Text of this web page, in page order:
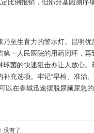
比例报销，但部分基因测序
乃至生育力的警示灯。昆明优
一人民医院的用药闭环，再
菌的快速狙击亦让人放心。
充选项。牢记“早检、准治
以在春城迅速摆脱尿频尿急
没有了